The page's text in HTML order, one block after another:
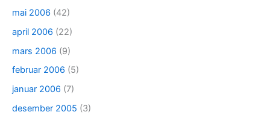
mai 2006 (42)
april 2006 (22)
mars 2006 (9)
februar 2006 (5)
januar 2006 (7)
desember 2005 (3)